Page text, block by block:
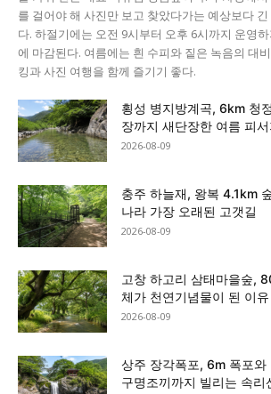
를 걸어야 해 사진만 보고 찾았다가는 예상보다
다. 하절기에는 오전 9시부터 오후 6시까지 운영
에 마감된다. 여름에는 흰 수피와 짙은 녹음의 대
킹과 사진 여행을 함께 즐기기 좋다.
횡성 병지방계곡, 6km 청
장까지 새단장한 여름 피서
2026-08-09
충주 하늘재, 왕복 4.1km
나라 가장 오래된 고갯길
2026-08-09
고창 하고리 삼태마을숲,
체가 천연기념물이 된 이유
2026-08-09
상주 장각폭포, 6m 폭포와
구명조끼까지 빌리는 속리